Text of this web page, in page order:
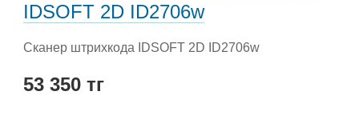
IDSOFT 2D ID2706w
Сканер штрихкода IDSOFT 2D ID2706w
53 350 тг